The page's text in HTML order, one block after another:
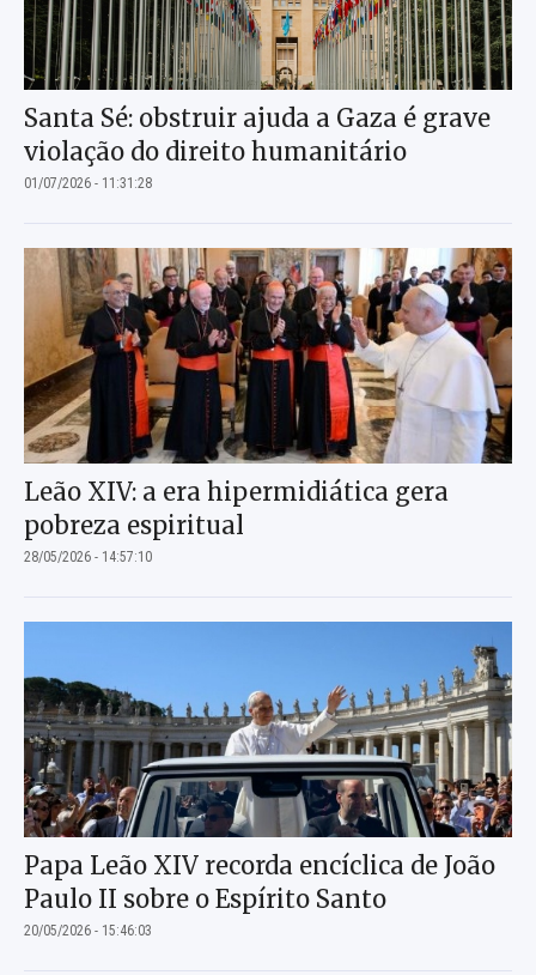
Santa Sé: obstruir ajuda a Gaza é grave
violação do direito humanitário
01/07/2026 - 11:31:28
Leão XIV: a era hipermidiática gera
pobreza espiritual
28/05/2026 - 14:57:10
Papa Leão XIV recorda encíclica de João
Paulo II sobre o Espírito Santo
20/05/2026 - 15:46:03